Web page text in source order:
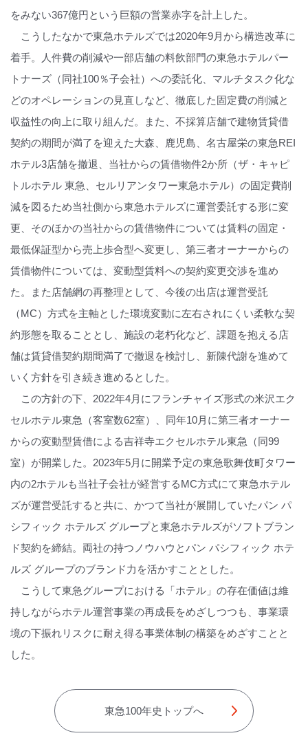
をみない367億円という巨額の営業赤字を計上した。
こうしたなかで東急ホテルズでは2020年9月から構造改革に
着手。人件費の削減や一部店舗の料飲部門の東急ホテルパー
トナーズ（同社100％子会社）への委託化、マルチタスク化な
どのオペレーションの見直しなど、徹底した固定費の削減と
収益性の向上に取り組んだ。また、不採算店舗で建物賃貸借
契約の期間が満了を迎えた大森、鹿児島、名古屋栄の東急REI
ホテル3店舗を撤退、当社からの賃借物件2か所（ザ・キャピ
トルホテル 東急、セルリアンタワー東急ホテル）の固定費削
減を図るため当社側から東急ホテルズに運営委託する形に変
更、そのほかの当社からの賃借物件については賃料の固定・
最低保証型から売上歩合型へ変更し、第三者オーナーからの
賃借物件については、変動型賃料への契約変更交渉を進め
た。また店舗網の再整理として、今後の出店は運営受託
（MC）方式を主軸とした環境変動に左右されにくい柔軟な契
約形態を取ることとし、施設の老朽化など、課題を抱える店
舗は賃貸借契約期間満了で撤退を検討し、新陳代謝を進めて
いく方針を引き続き進めるとした。
この方針の下、2022年4月にフランチャイズ形式の米沢エク
セルホテル東急（客室数62室）、同年10月に第三者オーナー
からの変動型賃借による吉祥寺エクセルホテル東急（同99
室）が開業した。2023年5月に開業予定の東急歌舞伎町タワー
内の2ホテルも当社子会社が経営するMC方式にて東急ホテル
ズが運営受託すると共に、かつて当社が展開していたパン パ
シフィック ホテルズ グループと東急ホテルズがソフトブラン
ド契約を締結。両社の持つノウハウとパン パシフィック ホテ
ルズ グループのブランド力を活かすこととした。
こうして東急グループにおける「ホテル」の存在価値は維
持しながらホテル運営事業の再成長をめざしつつも、事業環
境の下振れリスクに耐え得る事業体制の構築をめざすことと
した。
東急100年史トップへ